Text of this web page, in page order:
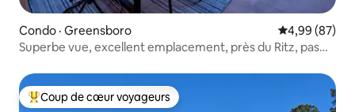
Condo · Greensboro Note
4,99 (87)
Superbe vue, excellent emplacement, près du Ritz, pas
Coup de cœur voyageurs parmi les plus aimés
Coup de cœur voyageurs